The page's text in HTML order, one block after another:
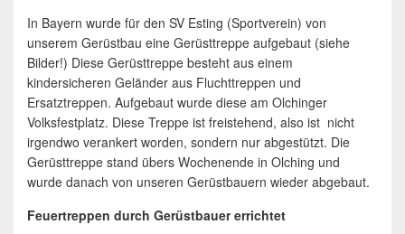
In Bayern wurde für den SV Esting (Sportverein) von
unserem Gerüstbau eine Gerüsttreppe aufgebaut (siehe
Bilder!) Diese Gerüsttreppe besteht aus einem
kindersicheren Geländer aus Fluchttreppen und
Ersatztreppen. Aufgebaut wurde diese am Olchinger
Volksfestplatz. Diese Treppe ist freistehend, also ist nicht
irgendwo verankert worden, sondern nur abgestützt. Die
Gerüsttreppe stand übers Wochenende in Olching und
wurde danach von unseren Gerüstbauern wieder abgebaut.
Feuertreppen durch Gerüstbauer errichtet